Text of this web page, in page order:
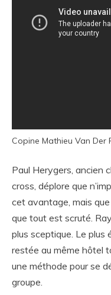
Copine Mathieu Van Der
Paul Herygers, ancien
cross, déplore que
cet avantage, mais
que tout est scruté.
plus sceptique. Le plus
restée au même hôtel
une méthode pour se
groupe.